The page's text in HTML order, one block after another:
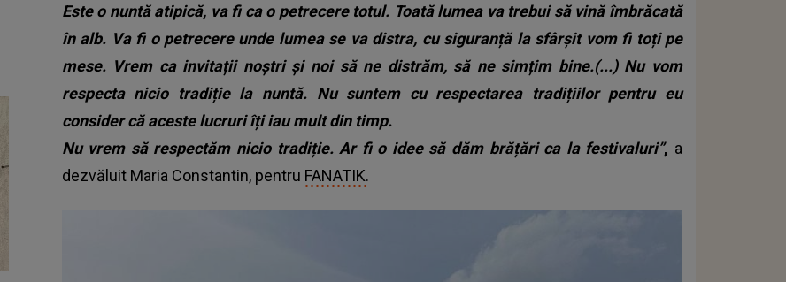
Este o nuntă atipică, va fi ca o petrecere totul. Toată lumea va trebui să vină îmbrăcată
în alb. Va fi o petrecere unde lumea se va distra, cu siguranță la sfârșit vom fi toți pe
mese. Vrem ca invitații noștri și noi să ne distrăm, să ne simțim bine.(...) Nu vom
respecta nicio tradiție la nuntă. Nu suntem cu respectarea tradițiilor pentru eu
consider că aceste lucruri îți iau mult din timp.
Nu vrem să respectăm nicio tradiție. Ar fi o idee să dăm brățări ca la festivaluri”, a
dezvăluit Maria Constantin, pentru FANATIK.